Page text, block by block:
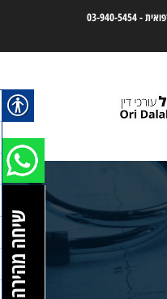
-
03-940-5454
שיחה מהירה